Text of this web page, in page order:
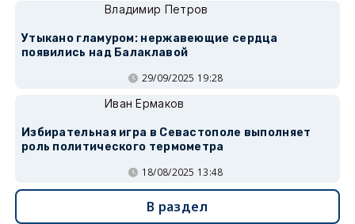
Владимир Петров
Утыкано гламуром: нержавеющие сердца
появились над Балаклавой
29/09/2025 19:28
Иван Ермаков
Избирательная игра в Севастополе выполняет
роль политического термометра
18/08/2025 13:48
В раздел